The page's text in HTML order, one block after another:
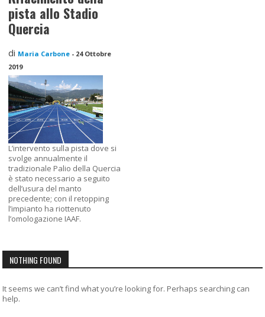
pista allo Stadio
Quercia
di Maria Carbone - 24 Ottobre
2019
L’intervento sulla pista dove si
svolge annualmente il
tradizionale Palio della Quercia
è stato necessario a seguito
dell’usura del manto
precedente; con il retopping
l’impianto ha riottenuto
l’omologazione IAAF.
NOTHING FOUND
It seems we can’t find what you’re looking for. Perhaps searching can
help.